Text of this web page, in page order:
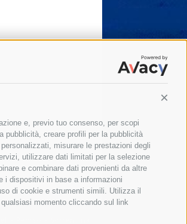
e, previo tuo consenso, per scopi
pubblicità, creare profili per la pubblicità
misurare le prestazioni degli
utilizzare dati limitati per la selezione
e combinare dati provenienti da altre
i dispositivi in base a informazioni
di cookie e strumenti simili. Utilizza il
momento cliccando sul link